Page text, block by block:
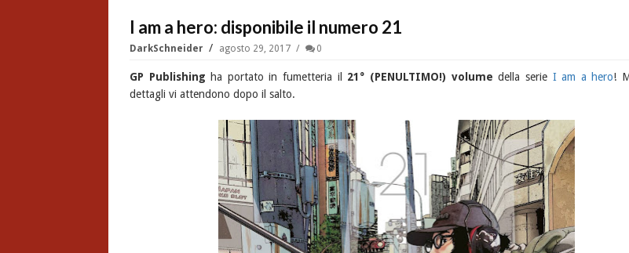
I am a hero: disponibile il numero 21
DarkSchneider agosto 29, 2017 0
GP Publishing ha portato in fumetteria il 21° (PENULTIMO!) volume della serie I am a hero!
dettagli vi attendono dopo il salto.